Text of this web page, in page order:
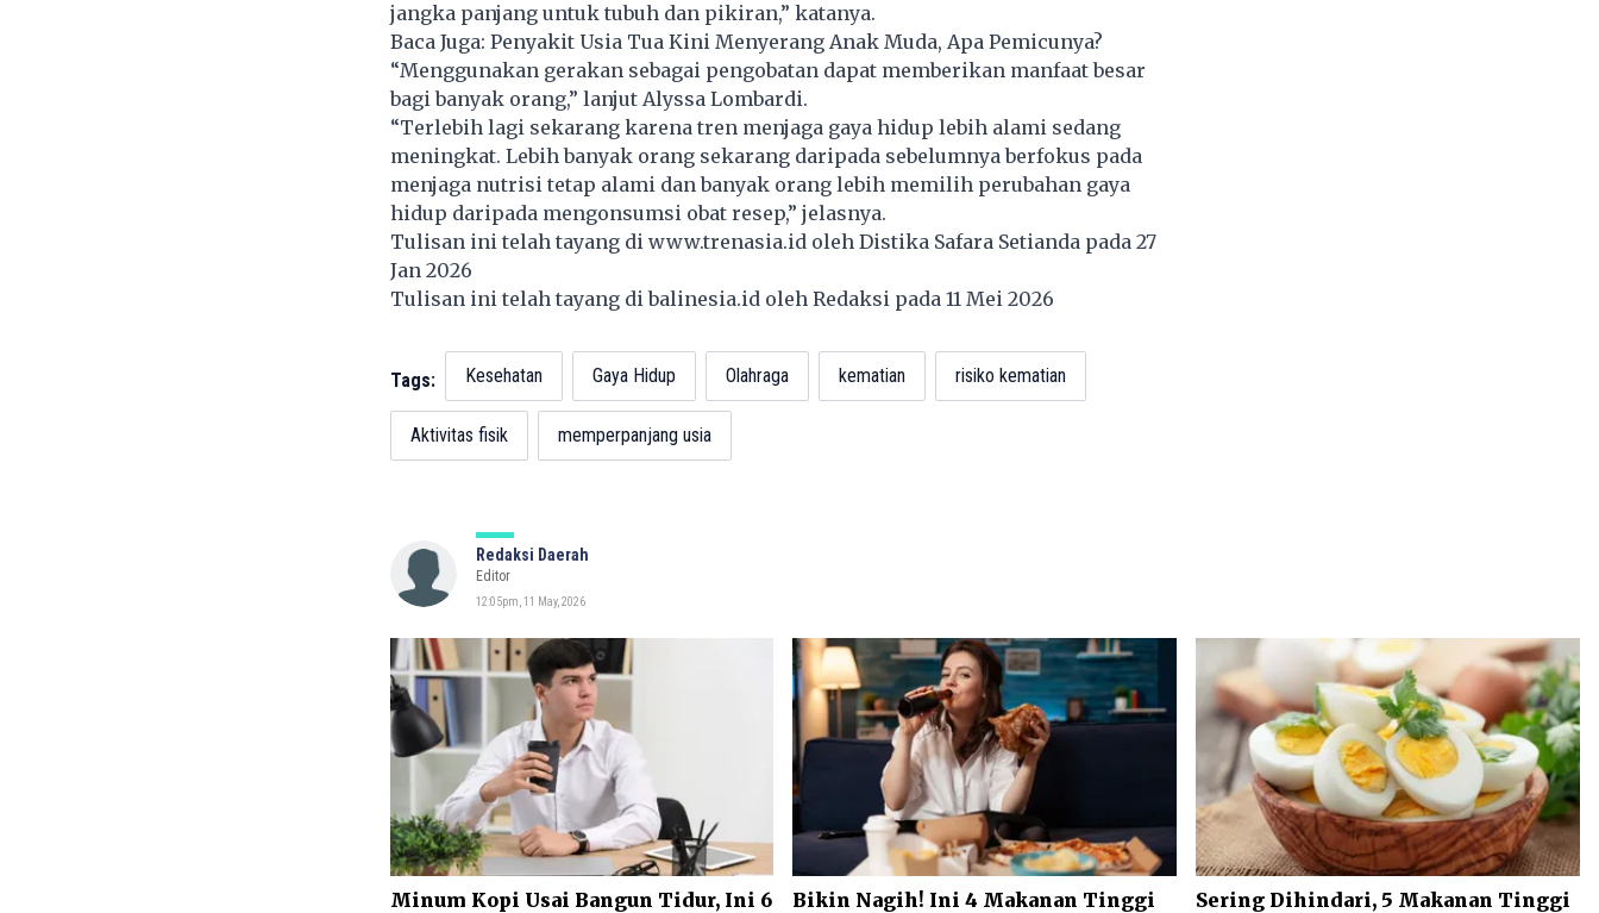
jangka panjang untuk tubuh dan pikiran,” katanya.
Baca Juga: Penyakit Usia Tua Kini Menyerang Anak Muda, Apa Pemicunya?
“Menggunakan gerakan sebagai pengobatan dapat memberikan manfaat besar
bagi banyak orang,” lanjut Alyssa Lombardi.
“Terlebih lagi sekarang karena tren menjaga gaya hidup lebih alami sedang
meningkat. Lebih banyak orang sekarang daripada sebelumnya berfokus pada
menjaga nutrisi tetap alami dan banyak orang lebih memilih perubahan gaya
hidup daripada mengonsumsi obat resep,” jelasnya.
Tulisan ini telah tayang di www.trenasia.idoleh Distika Safara Setianda pada 27
Jan 2026
Tulisan ini telah tayang dibalinesia.idoleh Redaksi pada 11 Mei 2026
Tags: Kesehatan Gaya Hidup Olahraga kematian risiko kematian
Aktivitas fisik memperpanjang usia
Redaksi Daerah
Editor
12:05pm, 11 May, 2026
Minum Kopi Usai Bangun Tidur, Ini 6 Bikin Nagih! Ini 4 Makanan Tinggi Sering Dihindari, 5 Makanan Tinggi